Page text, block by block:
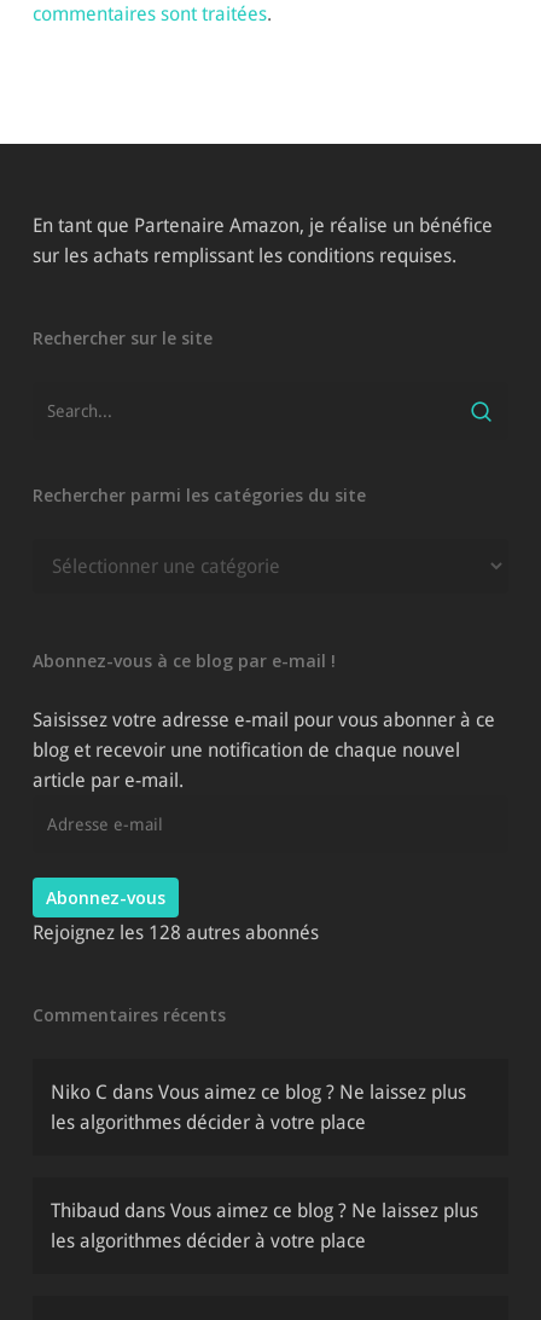
commentaires sont traitées.
En tant que Partenaire Amazon, je réalise un bénéfice
sur les achats remplissant les conditions requises.
Rechercher sur le site
Rechercher parmi les catégories du site
Rechercher
du
Abonnez-vous à ce blog par e-mail !
Saisissez votre adresse e-mail pour vous abonner à ce
blog et recevoir une notification de chaque nouvel
article par e-mail.
Abonnez-vous
Rejoignez les 128 autres abonnés
Commentaires récents
Niko C dans Vous aimez ce blog ? Ne laissez plus
les algorithmes décider à votre place
Thibaud dans Vous aimez ce blog ? Ne laissez plus
les algorithmes décider à votre place